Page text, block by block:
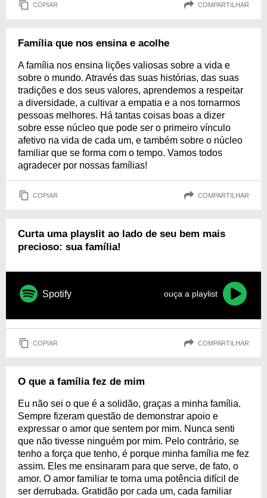
COPIAR COMPARTILHAR
Família que nos ensina e acolhe
A família nos ensina lições valiosas sobre a vida e
sobre o mundo. Através das suas histórias, das suas
tradições e dos seus valores, aprendemos a respeitar
a diversidade, a cultivar a empatia e a nos tornarmos
pessoas melhores. Há tantas coisas boas a dizer
sobre esse núcleo que pode ser o primeiro vínculo
afetivo na vida de cada um, e também sobre o núcleo
familiar que se forma com o tempo. Vamos todos
agradecer por nossas famílias!
COPIAR COMPARTILHAR
Curta uma playslit ao lado de seu bem mais
precioso: sua família!
Spotify ouça a playlist
COPIAR COMPARTILHAR
O que a família fez de mim
Eu não sei o que é a solidão, graças a minha família.
Sempre fizeram questão de demonstrar apoio e
expressar o amor que sentem por mim. Nunca senti
que não tivesse ninguém por mim. Pelo contrário, se
tenho a força que tenho, é porque minha família me fez
assim. Eles me ensinaram para que serve, de fato, o
amor. O amor familiar te torna uma potência difícil de
ser derrubada. Gratidão por cada um, cada familiar